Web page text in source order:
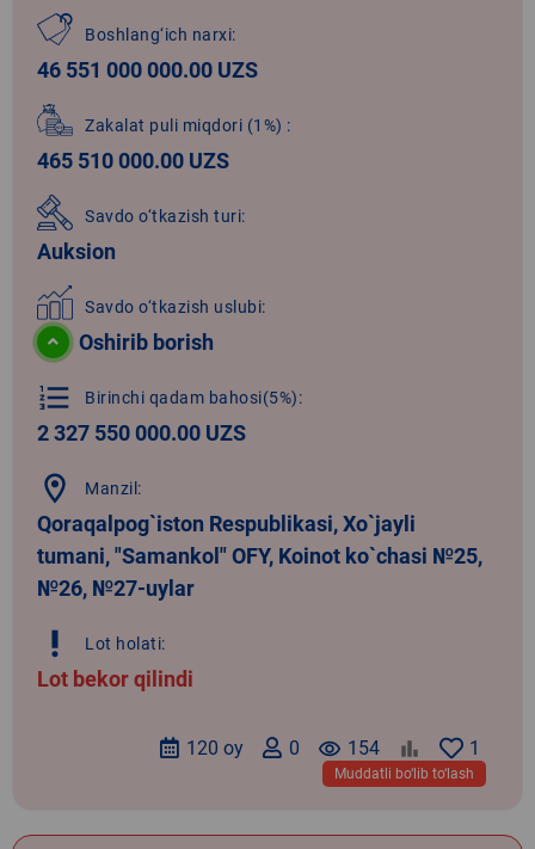
Boshlang‘ich narxi:
46 551 000 000.00 UZS
Zakalat puli miqdori (1%) :
465 510 000.00 UZS
Savdo o‘tkazish turi:
Auksion
Savdo o‘tkazish uslubi:
Oshirib borish
format_list_numbered Birinchi qadam bahosi(5%):
2 327 550 000.00 UZS
location_on Manzil:
Qoraqalpog`iston Respublikasi, Xo`jayli
tumani, "Samankol" OFY, Koinot ko`chasi №25,
№26, №27-uylar
priority_high Lot holati:
Lot bekor qilindi
1
remove_red_eye 154
0
120 oy
Muddatli bo‘lib to‘lash